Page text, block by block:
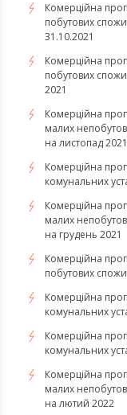
Комерційна
побутових
31.10.2021
​​​​​​​Комерційна
побутових
2021
Комерційна
малих
на листопад 2021
Комерційна
комунальних
Комерційна
малих
на грудень 2021
Комерційна
побутових
Комерційна
комунальних
​​​​​​Комерційна
комунальних
Комерційна
малих
на лютий 2022